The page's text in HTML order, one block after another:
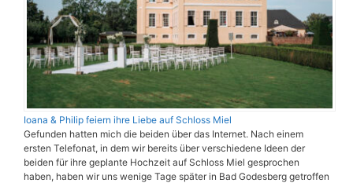
Ioana & Philip feiern ihre Liebe auf Schloss Miel
Gefunden hatten mich die beiden über das Internet. Nach einem
ersten Telefonat, in dem wir bereits über verschiedene Ideen der
beiden für ihre geplante Hochzeit auf Schloss Miel gesprochen
haben, haben wir uns wenige Tage später in Bad Godesberg getroffen